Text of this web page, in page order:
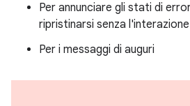
Per annunciare gli stati di
ripristinarsi senza
Per i messaggi di auguri